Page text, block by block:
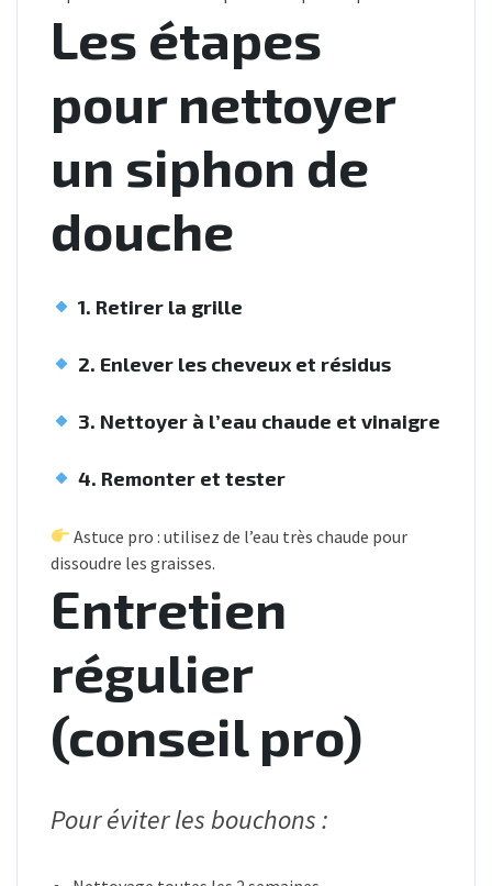
Les étapes
pour nettoyer
un siphon de
douche
1. Retirer la grille
2. Enlever les cheveux et résidus
3. Nettoyer à l’eau chaude et vinaigre
4. Remonter et tester
Astuce pro : utilisez de l’eau très chaude pour
dissoudre les graisses.
Entretien
régulier
(conseil pro)
Pour éviter les bouchons :